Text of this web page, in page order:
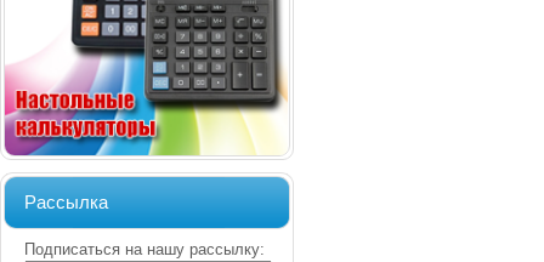
Рассылка
Подписаться на нашу рассылку: